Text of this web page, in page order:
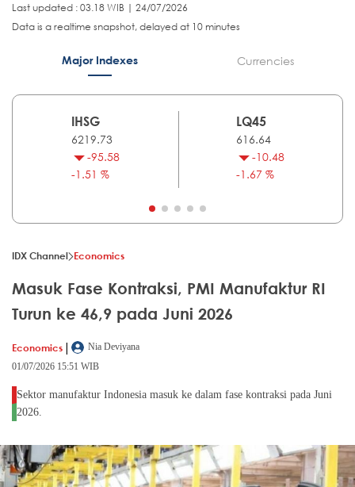
Last updated : 03.18 WIB | 24/07/2026
Data is a realtime snapshot, delayed at 10 minutes
Major Indexes Currencies
IHSG
6219.73
-95.58
-1.51 %
LQ45
616.64
-10.48
-1.67 %
IDX Channel Economics
Masuk Fase Kontraksi, PMI Manufaktur RI
Turun ke 46,9 pada Juni 2026
Economics |
Nia Deviyana
01/07/2026 15:51 WIB
Sektor manufaktur Indonesia masuk ke dalam fase kontraksi pada Juni
2026.